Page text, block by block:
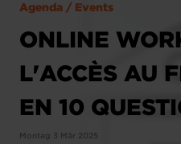
Agenda / Events
ONLINE
L'ACCÈS AU
EN 10
Montag 3 Mär 2025